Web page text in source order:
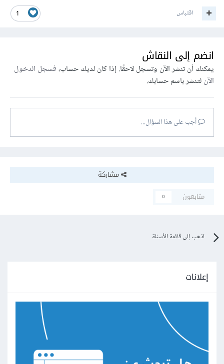
1 اقتباس
انضم إلى النقاش
يمكنك أن تنشر الآن وتسجل لاحقًا. إذا كان لديك حساب،فسجل الدخول
الآنلتنشر باسم حسابك.
أجب على هذا السؤال...
مشاركة
متابعون
0
اذهب إلى قائمة الأسئلة
إعلانات